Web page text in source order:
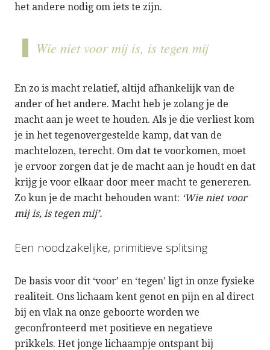
het andere nodig om iets te zijn.
Wie niet voor mij is, is tegen mij
En zo is macht relatief, altijd afhankelijk van de
ander of het andere. Macht heb je zolang je de
macht aan je weet te houden. Als je die verliest kom
je in het tegenovergestelde kamp, dat van de
machtelozen, terecht. Om dat te voorkomen, moet
je ervoor zorgen dat je de macht aan je houdt en dat
krijg je voor elkaar door meer macht te genereren.
Zo kun je de macht behouden want: ‘Wie niet voor
mij is, is tegen mij’.
Een noodzakelijke, primitieve splitsing
De basis voor dit ‘voor’ en ‘tegen’ ligt in onze fysieke
realiteit. Ons lichaam kent genot en pijn en al direct
bij en vlak na onze geboorte worden we
geconfronteerd met positieve en negatieve
prikkels. Het jonge lichaampje ontspant bij